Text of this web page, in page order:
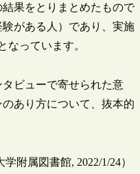
果をとりまとめたもので
がある人）であり、実施
なっています。
ビューで寄せられた意
あり方について、抜本的
附属図書館, 2022/1/24）